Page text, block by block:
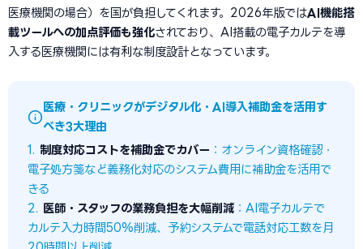
医療機関の場合）を国が負担してくれます。2026年版ではAI機能搭
載ツールへの加点評価も強化されており、AI搭載の電子カルテを導
入する医療機関には有利な制度設計となっています。
医療・クリニックがデジタル化・AI導入補助金を活用す
べき3大理由
1. 制度対応コストを補助金でカバー ：オンライン資格確認・
電子処方箋など義務化対応のシステム費用に補助金を活用で
きる
2.
医師・スタッフの業務負担を大幅削減 ：AI電子カルテで
カルテ入力時間50%削減、予約システムで電話対応工数を月